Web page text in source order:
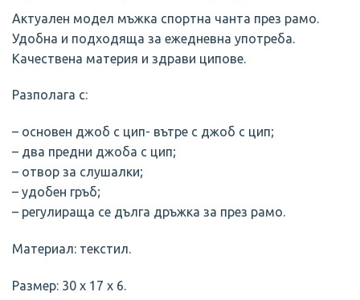
Актуален модел мъжка спортна чанта през рамо.
Удобна и подходяща за ежедневна употреба.
Качествена материя и здрави ципове.
Разполага с:
– основен джоб с цип- вътре с джоб с цип;
– два предни джоба с цип;
– отвор за слушалки;
– удобен гръб;
– регулираща се дълга дръжка за през рамо.
Материал: текстил.
Размер: 30 х 17 х 6.